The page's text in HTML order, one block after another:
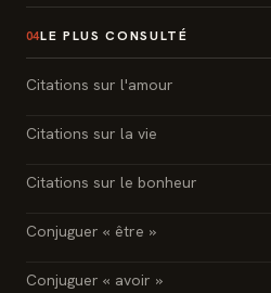
04LE PLUS CONSULTÉ
Citations sur l'amour
Citations sur la vie
Citations sur le bonheur
Conjuguer « être »
Conjuguer « avoir »